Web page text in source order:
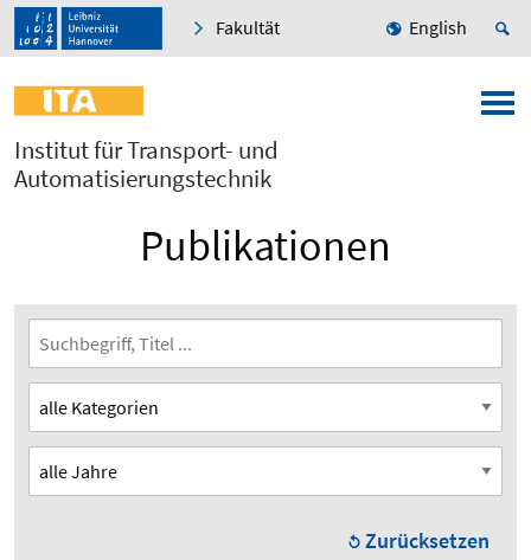
Fakultät English
Institut für Transport- und
Automatisierungstechnik
Publikationen
Zurücksetzen